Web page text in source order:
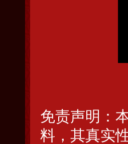
免责声明：
料，其真实